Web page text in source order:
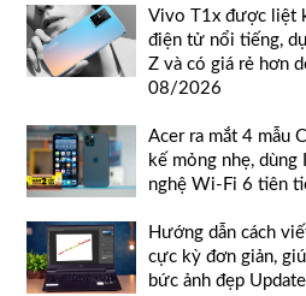
Vivo T1x được liệt
điện tử nổi tiếng,
Z và có giá rẻ hơn
08/2026
Acer ra mắt 4 mẫu
kế mỏng nhẹ,
nghệ Wi-Fi 6 tiên
Hướng dẫn cách
cực kỳ đơn giản,
bức ảnh đẹp